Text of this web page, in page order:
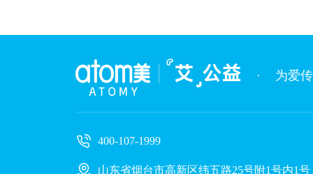
· 为爱
400-107-1999
山东省烟台市高新区纬五路25号附1号内1号